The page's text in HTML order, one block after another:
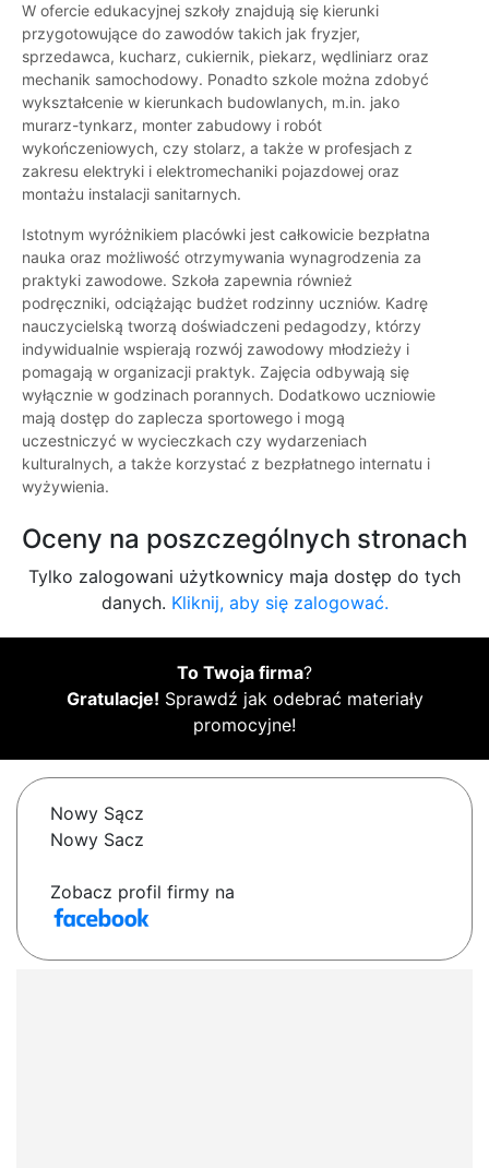
W ofercie edukacyjnej szkoły znajdują się kierunki
przygotowujące do zawodów takich jak fryzjer,
sprzedawca, kucharz, cukiernik, piekarz, wędliniarz oraz
mechanik samochodowy. Ponadto szkole można zdobyć
wykształcenie w kierunkach budowlanych, m.in. jako
murarz-tynkarz, monter zabudowy i robót
wykończeniowych, czy stolarz, a także w profesjach z
zakresu elektryki i elektromechaniki pojazdowej oraz
montażu instalacji sanitarnych.
Istotnym wyróżnikiem placówki jest całkowicie bezpłatna
nauka oraz możliwość otrzymywania wynagrodzenia za
praktyki zawodowe. Szkoła zapewnia również
podręczniki, odciążając budżet rodzinny uczniów. Kadrę
nauczycielską tworzą doświadczeni pedagodzy, którzy
indywidualnie wspierają rozwój zawodowy młodzieży i
pomagają w organizacji praktyk. Zajęcia odbywają się
wyłącznie w godzinach porannych. Dodatkowo uczniowie
mają dostęp do zaplecza sportowego i mogą
uczestniczyć w wycieczkach czy wydarzeniach
kulturalnych, a także korzystać z bezpłatnego internatu i
wyżywienia.
Oceny na poszczególnych stronach
Tylko zalogowani użytkownicy maja dostęp do tych
danych. Kliknij, aby się zalogować.
To Twoja firma?
Gratulacje! Sprawdź jak odebrać materiały
promocyjne!
Nowy Sącz
Nowy Sacz
Zobacz profil firmy na